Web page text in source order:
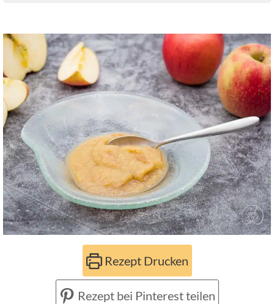
Rezept Drucken
Rezept bei Pinterest teilen